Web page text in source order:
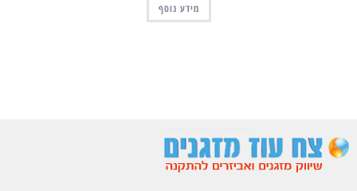
מידע נוסף